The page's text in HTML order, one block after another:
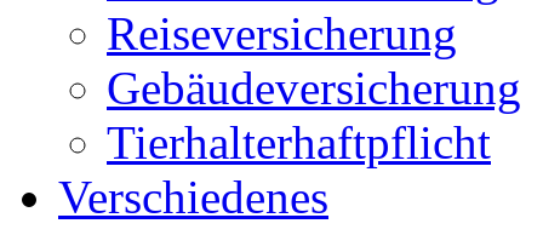
Reiseversicherung
Gebäudeversicherung
Tierhalterhaftpflicht
Verschiedenes